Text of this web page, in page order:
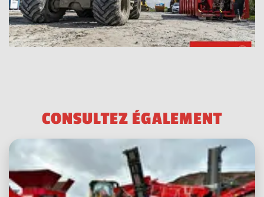
CONSULTEZ ÉGALEMENT